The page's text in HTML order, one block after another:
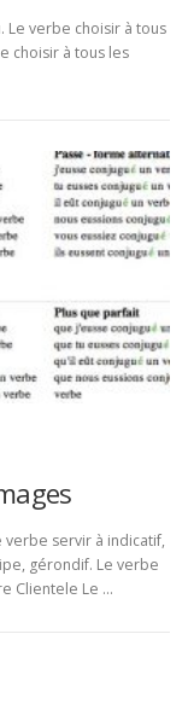
Le verbe choisir à tous
choisir à tous les
verbe servir à indicatif,
gérondif. Le verbe
Clientele Le …